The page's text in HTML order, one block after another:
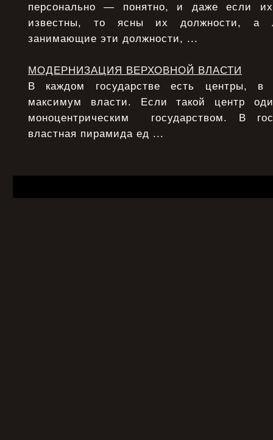
персонально — понятно, и даже если
известны, то ясны их должности, а
занимающие эти должности, ...
МОДЕРНИЗАЦИЯ ВЕРХОВНОЙ ВЛАСТИ
В каждом государстве есть центры, в
максимум власти. Если такой центр
моноцентрическим государством. В
властная пирамида ед ...